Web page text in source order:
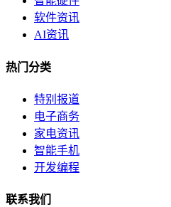
软件资讯
AI资讯
热门分类
特别报道
电子商务
家电资讯
智能手机
开发编程
联系我们